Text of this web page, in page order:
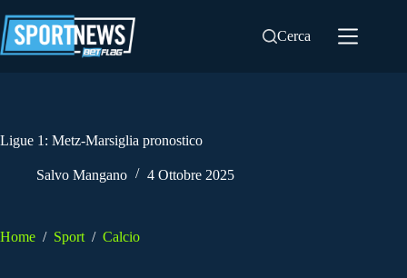
al
contenuto
Cerca
Ligue 1: Metz-Marsiglia pronostico
Salvo Mangano 4 Ottobre 2025
Home / Sport / Calcio